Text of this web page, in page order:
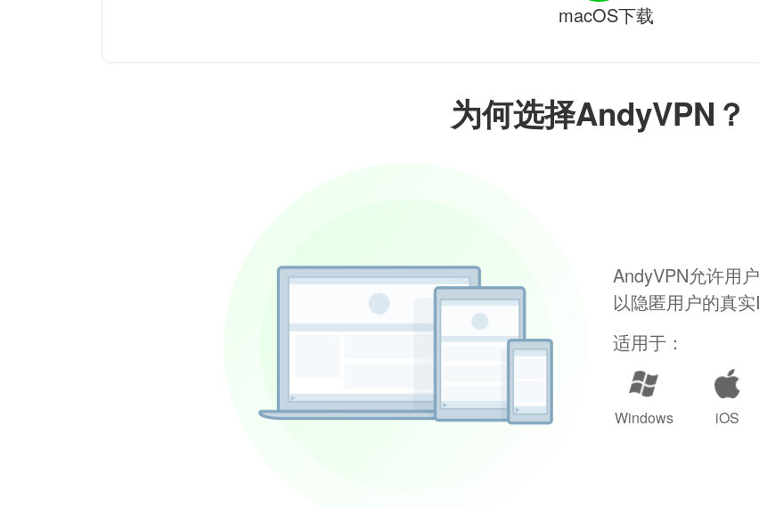
为何选择AndyVPN？
AndyVPN允许用
以隐匿用户的真
适用于：
Windows iOS
macOS下载